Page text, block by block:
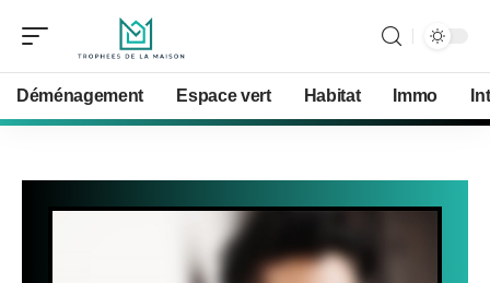
Déménagement Espace vert Habitat Immo